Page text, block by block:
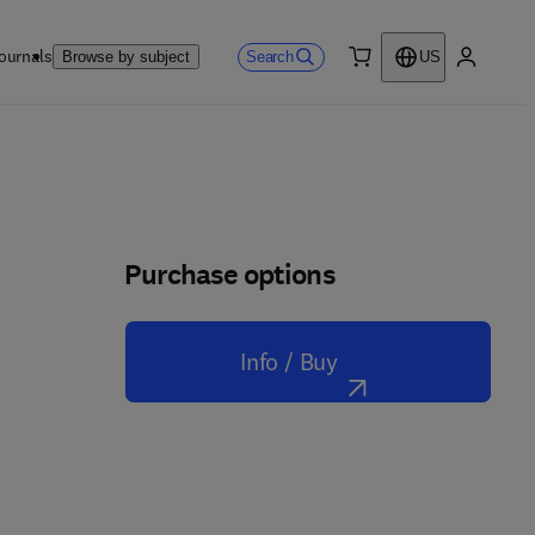
Browse by subject Search
US
Purchase options
Info / Buy